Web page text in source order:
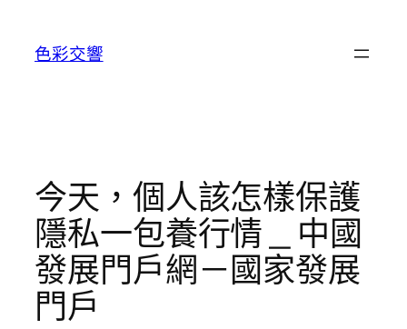
色彩交響
今天，個人該怎樣保護
隱私一包養行情 _ 中國
發展門戶網－國家發展
門戶